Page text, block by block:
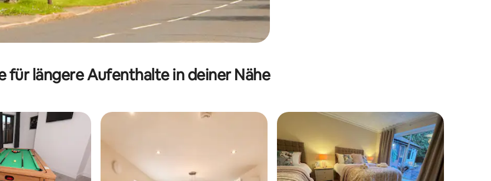
für längere Aufenthalte in deiner Nähe